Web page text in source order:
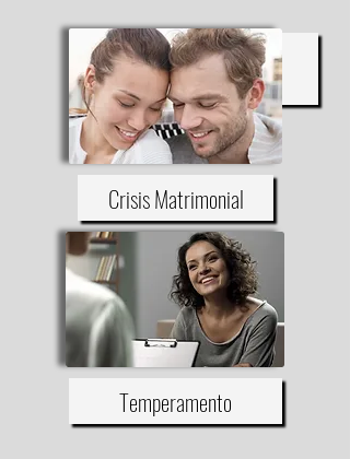
Educación Superior
Crisis Matrimonial
Temperamento